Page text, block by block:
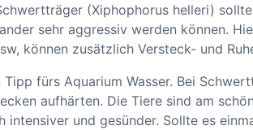
(Xiphophorus helleri)
sehr aggressiv werden können.
können zusätzlich Versteck- und
Tipp fürs Aquarium Wasser. Bei
aufhärten. Die Tiere sind am
intensiver und gesünder. Sollte es